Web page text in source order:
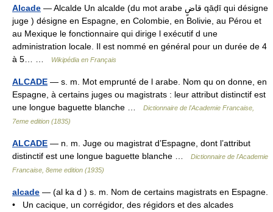
Alcade — Alcalde Un alcalde (du mot arabe قاضٍ qāḍī qui désigne
juge ) désigne en Espagne, en Colombie, en Bolivie, au Pérou et
au Mexique le fonctionnaire qui dirige l exécutif d une
administration locale. Il est nommé en général pour un durée de 4
à 5… …
Wikipédia en Français
ALCADE — s. m. Mot emprunté de l arabe. Nom qu on donne, en
Espagne, à certains juges ou magistrats : leur attribut distinctif est
une longue baguette blanche …
Dictionnaire de l'Academie Francaise,
7eme edition (1835)
ALCADE — n. m. Juge ou magistrat d’Espagne, dont l’attribut
distinctif est une longue baguette blanche …
Dictionnaire de l'Academie
Francaise, 8eme edition (1935)
alcade — (al ka d ) s. m. Nom de certains magistrats en Espagne.
• Un cacique, un corrégidor, des régidors et des alcades